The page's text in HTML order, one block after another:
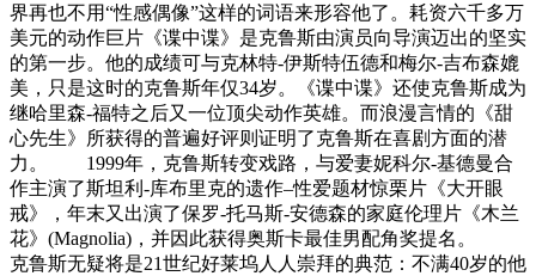
界再也不用“性感偶像”这样的词语来形容他了。耗资六千多万
美元的动作巨片《谍中谍》是克鲁斯由演员向导演迈出的坚实
的第一步。他的成绩可与克林特-伊斯特伍德和梅尔-吉布森媲
美，只是这时的克鲁斯年仅34岁。《谍中谍》还使克鲁斯成为
继哈里森-福特之后又一位顶尖动作英雄。而浪漫言情的《甜
心先生》所获得的普遍好评则证明了克鲁斯在喜剧方面的潜
力。 1999年，克鲁斯转变戏路，与爱妻妮科尔-基德曼合
作主演了斯坦利-库布里克的遗作–性爱题材惊栗片《大开眼
戒》，年末又出演了保罗-托马斯-安德森的家庭伦理片《木兰
花》(Magnolia)，并因此获得奥斯卡最佳男配角奖提名。
克鲁斯无疑将是21世纪好莱坞人人崇拜的典范：不满40岁的他